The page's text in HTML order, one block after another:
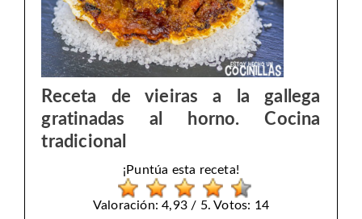
Receta de vieiras a la gallega
gratinadas al horno. Cocina
tradicional
¡Puntúa esta receta!
Valoración: 4,93 / 5. Votos: 14